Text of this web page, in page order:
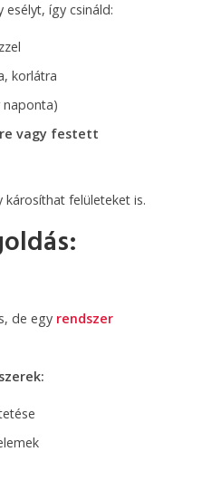
esélyt, így csináld:
korlátra
naponta)
vagy festett
károsíthat felületeket is.
de egy rendszer